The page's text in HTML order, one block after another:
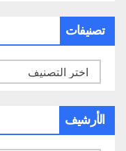
تصنيفات
تصنيفات
الأرشيف